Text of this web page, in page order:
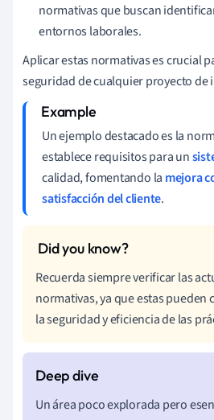
normativas que buscan
entornos laborales.
Aplicar estas normativas es crucial
seguridad de cualquier proyecto de
Un ejemplo destacado es la
establece requisitos para un
calidad, fomentando la mejora
satisfacción del cliente.
Recuerda siempre verificar las
normativas, ya que estas
la seguridad y eficiencia de las
Un área poco explorada pero